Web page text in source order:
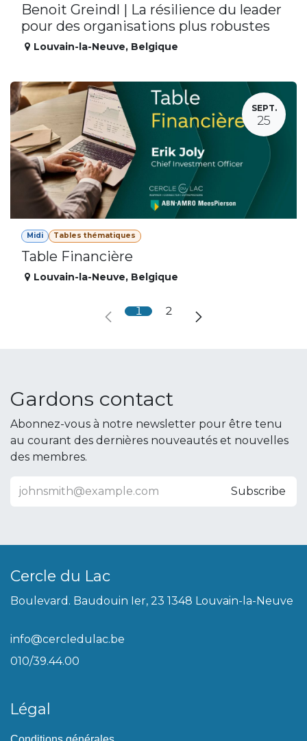
Benoit Greindl | La résilience du leader
pour des organisations plus robustes
Louvain-la-Neuve, Belgique
SEPT.
25
Midi Tables thématiques
Table Financière
Louvain-la-Neuve, Belgique
1 2
Gardons contact
Abonnez-vous à notre newsletter pour être tenu
au courant des dernières nouveautés et nouvelles
des membres.
Subscribe
Cercle du Lac
Boulevard. Baudouin Ier, 23 1348 Louvain-la-Neuve
info@cercledulac.be
010/39.44.00
Légal